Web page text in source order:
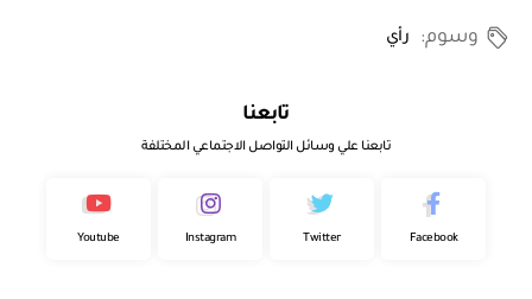
وسوم: رأي
تابعنا
تابعنا علي وسائل التواصل الاجتماعي المختلفة
Facebook
Twitter
Instagram
Youtube